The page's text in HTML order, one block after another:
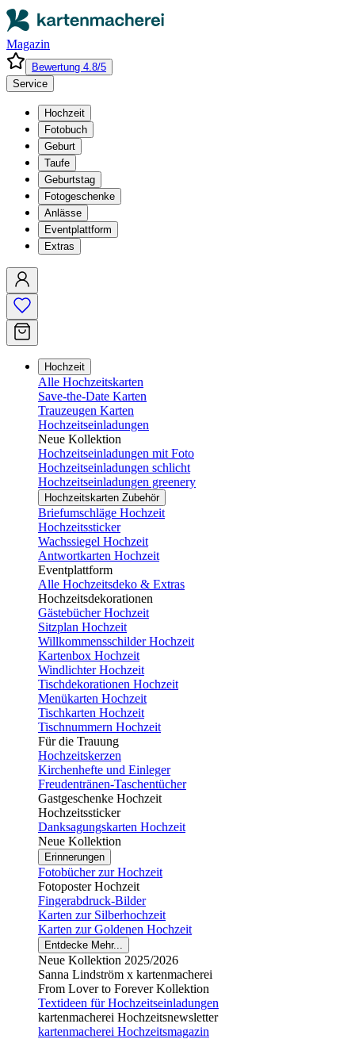
Magazin
Bewertung 4.8/5
Service
Hochzeit
Fotobuch
Geburt
Taufe
Geburtstag
Fotogeschenke
Anlässe
Eventplattform
Extras
Hochzeit
Alle Hochzeitskarten
Save-the-Date Karten
Trauzeugen Karten
Hochzeitseinladungen
Neue Kollektion
Hochzeitseinladungen mit Foto
Hochzeitseinladungen schlicht
Hochzeitseinladungen greenery
Hochzeitskarten Zubehör
Briefumschläge Hochzeit
Hochzeitssticker
Wachssiegel Hochzeit
Antwortkarten Hochzeit
Eventplattform
Alle Hochzeitsdeko & Extras
Hochzeitsdekorationen
Gästebücher Hochzeit
Sitzplan Hochzeit
Willkommensschilder Hochzeit
Kartenbox Hochzeit
Windlichter Hochzeit
Tischdekorationen Hochzeit
Menükarten Hochzeit
Tischkarten Hochzeit
Tischnummern Hochzeit
Für die Trauung
Hochzeitskerzen
Kirchenhefte und Einleger
Freudentränen-Taschentücher
Gastgeschenke Hochzeit
Hochzeitssticker
Danksagungskarten Hochzeit
Neue Kollektion
Erinnerungen
Fotobücher zur Hochzeit
Fotoposter Hochzeit
Fingerabdruck-Bilder
Karten zur Silberhochzeit
Karten zur Goldenen Hochzeit
Entdecke Mehr...
Neue Kollektion 2025/2026
Sanna Lindström x kartenmacherei
From Lover to Forever Kollektion
Textideen für Hochzeitseinladungen
kartenmacherei Hochzeitsnewsletter
kartenmacherei Hochzeitsmagazin